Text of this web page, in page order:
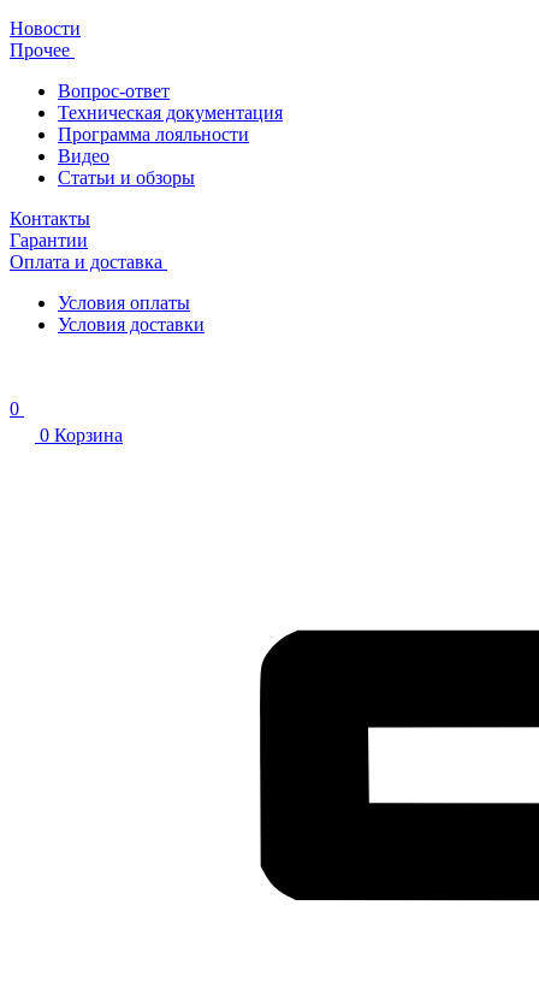
Новости
Прочее
Вопрос-ответ
Техническая документация
Программа лояльности
Видео
Статьи и обзоры
Контакты
Гарантии
Оплата и доставка
Условия оплаты
Условия доставки
0
0 Корзина